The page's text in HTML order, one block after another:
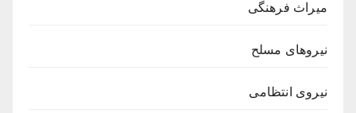
میراث فرهنگی
نیروهای مسلح
نیروی انتظامی